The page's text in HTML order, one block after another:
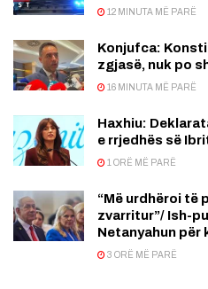
12 MINUTA MË PARË
Konjufca:
zgjasë, nuk po
16 MINUTA MË PARË
Haxhiu:
e rrjedhës së
1 ORË MË PARË
“Më urdhëroi të
zvarritur”/ Ish-
Netanyahun për
3 ORË MË PARË